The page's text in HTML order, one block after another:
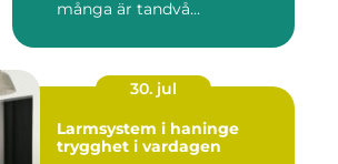
många är tandvå...
30. jul
Larmsystem i haninge
trygghet i vardagen